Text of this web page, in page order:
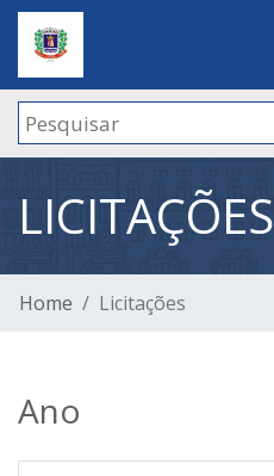
LICITAÇÕES
Home Licitações
Ano